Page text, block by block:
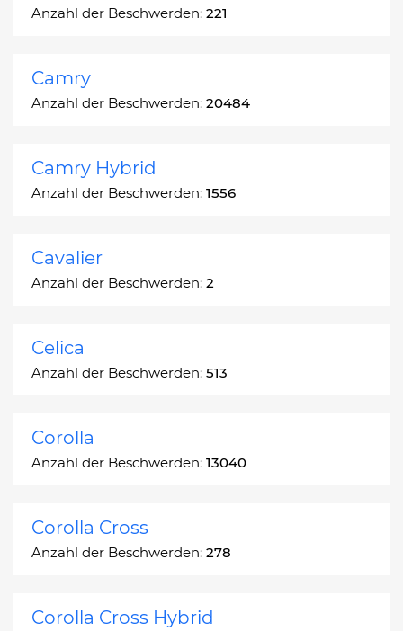
Anzahl der Beschwerden: 221
Camry
Anzahl der Beschwerden: 20484
Camry Hybrid
Anzahl der Beschwerden: 1556
Cavalier
Anzahl der Beschwerden: 2
Celica
Anzahl der Beschwerden: 513
Corolla
Anzahl der Beschwerden: 13040
Corolla Cross
Anzahl der Beschwerden: 278
Corolla Cross Hybrid